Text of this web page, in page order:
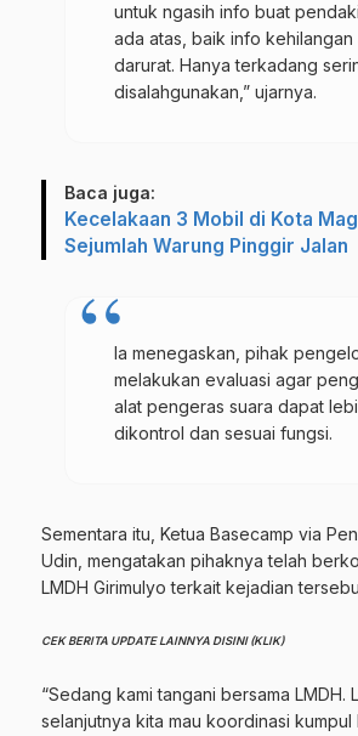
untuk ngasih info buat
ada atas, baik info kehilangan
darurat. Hanya terkadang
disalahgunakan,” ujarnya.
Baca juga:
Kecelakaan 3 Mobil di Kota
Sejumlah Warung Pinggir Jalan
Ia menegaskan, pihak
melakukan evaluasi agar
alat pengeras suara dapat
dikontrol dan sesuai fungsi.
Sementara itu, Ketua Basecamp via
Udin, mengatakan pihaknya telah
LMDH Girimulyo terkait kejadian
CEK BERITA UPDATE LAINNYA DISINI (KLIK)
“Sedang kami tangani bersama LMDH.
selanjutnya kita mau koordinasi kumpul